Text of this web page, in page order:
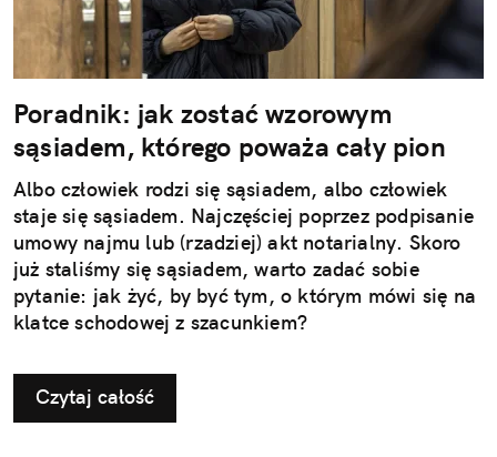
Poradnik: jak zostać wzorowym
sąsiadem, którego poważa cały pion
Albo człowiek rodzi się sąsiadem, albo człowiek
staje się sąsiadem. Najczęściej poprzez podpisanie
umowy najmu lub (rzadziej) akt notarialny. Skoro
już staliśmy się sąsiadem, warto zadać sobie
pytanie: jak żyć, by być tym, o którym mówi się na
klatce schodowej z szacunkiem?
Czytaj całość